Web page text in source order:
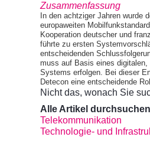
Zusammenfassung
In den achtziger Jahren wurde
europaweiten
Kooperation deutscher und
führte zu ersten
entscheidenden
muss auf Basis eines digitalen,
Systems erfolgen. Bei dieser
Detecon eine entscheidende
Nicht das, wonach Sie
Alle Artikel durchsuchen
Telekommunikation
Technologie- und